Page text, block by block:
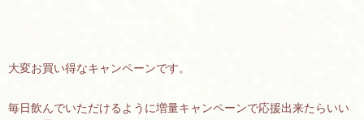
大変お買い得なキャンペーンです。
毎日飲んでいただけるように増量キャンペーンで応援出来たらいい